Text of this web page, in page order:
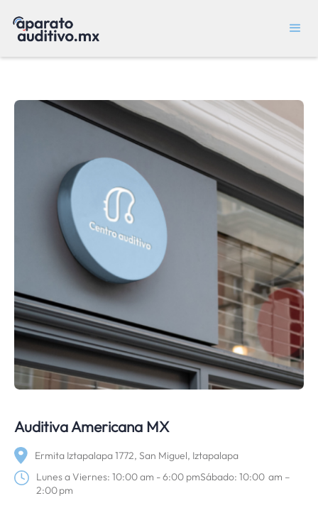
Auditiva Americana MX
Ermita Iztapalapa 1772, San Miguel, Iztapalapa
Lunes a Viernes: 10:00 am - 6:00 pmSábado: 10:00 am –
2:00 pm